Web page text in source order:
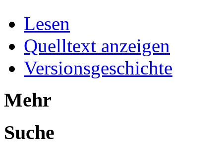
Lesen
Quelltext anzeigen
Versionsgeschichte
Mehr
Suche